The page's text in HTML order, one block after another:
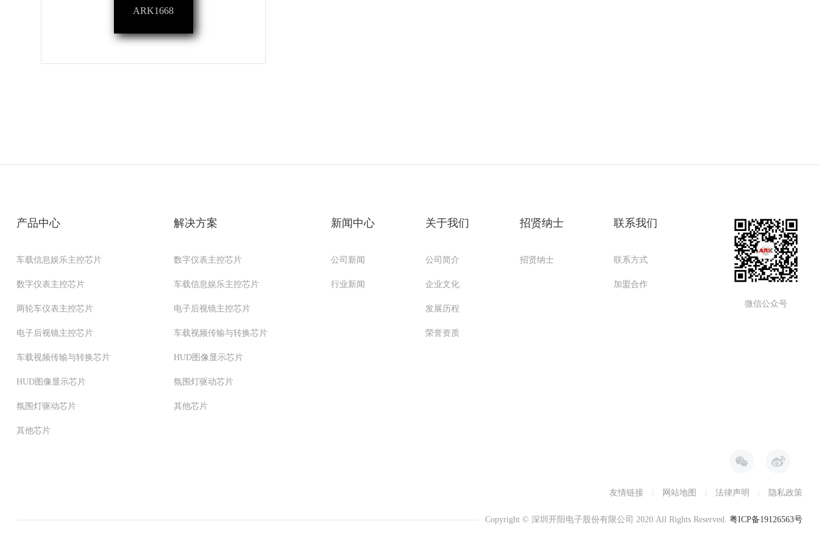
ARK1668
产品中心
车载信息娱乐主控芯片
数字仪表主控芯片
两轮车仪表主控芯片
电子后视镜主控芯片
车载视频传输与转换芯片
HUD图像显示芯片
氛围灯驱动芯片
其他芯片
解决方案
数字仪表主控芯片
车载信息娱乐主控芯片
电子后视镜主控芯片
车载视频传输与转换芯片
HUD图像显示芯片
氛围灯驱动芯片
其他芯片
新闻中心
公司新闻
行业新闻
关于我们
公司简介
企业文化
发展历程
荣誉资质
招贤纳士
招贤纳士
联系我们
联系方式
加盟合作
微信公众号
友情链接 网站地图 法律声明 隐私政策
Copyright © 深圳开阳电子股份有限公司 2020 All Rights Reserved.粤ICP备19126563号